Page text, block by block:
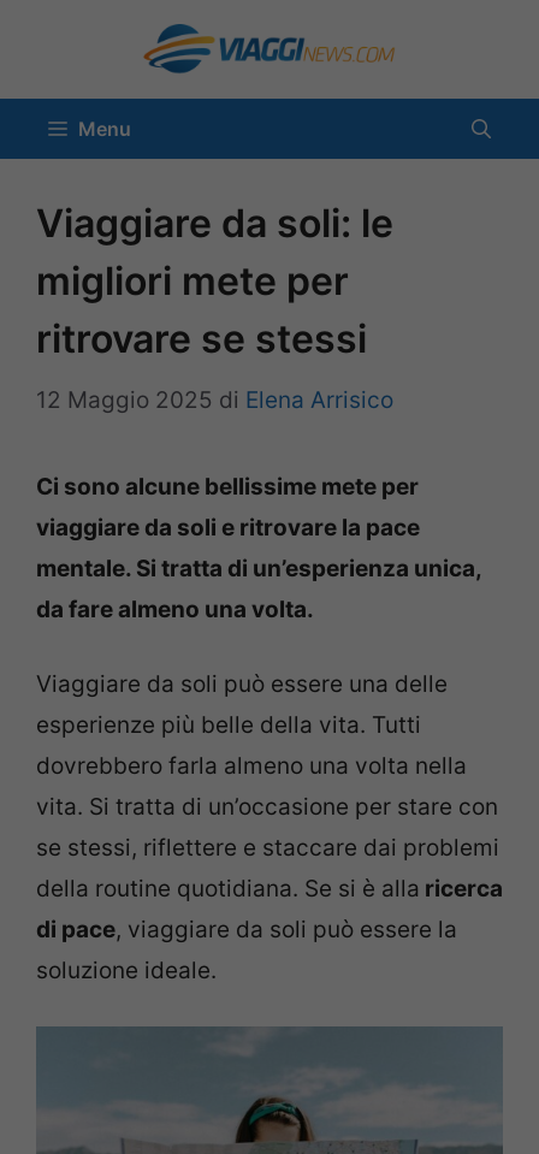
contenuto
Menu
Viaggiare da soli: le
migliori mete per
ritrovare se stessi
12 Maggio 2025 di Elena Arrisico
Ci sono alcune bellissime mete per
viaggiare da soli e ritrovare la pace
mentale. Si tratta di un’esperienza unica,
da fare almeno una volta.
Viaggiare da soli può essere una delle
esperienze più belle della vita. Tutti
dovrebbero farla almeno una volta nella
vita. Si tratta di un’occasione per stare con
se stessi, riflettere e staccare dai problemi
della routine quotidiana. Se si è alla ricerca
di pace, viaggiare da soli può essere la
soluzione ideale.